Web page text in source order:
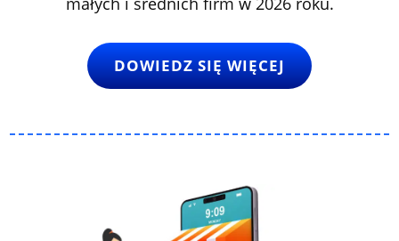
DOWIEDZ SIĘ WIĘCEJ